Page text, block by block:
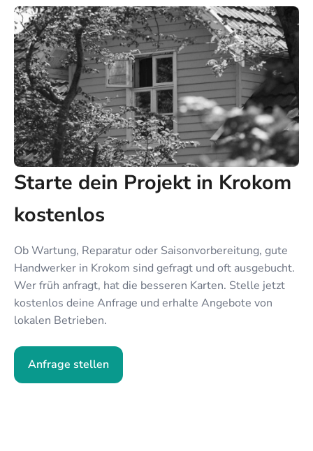
Starte dein Projekt in Krokom
kostenlos
Ob Wartung, Reparatur oder Saisonvorbereitung, gute
Handwerker in Krokom sind gefragt und oft ausgebucht.
Wer früh anfragt, hat die besseren Karten. Stelle jetzt
kostenlos deine Anfrage und erhalte Angebote von
lokalen Betrieben.
Anfrage stellen